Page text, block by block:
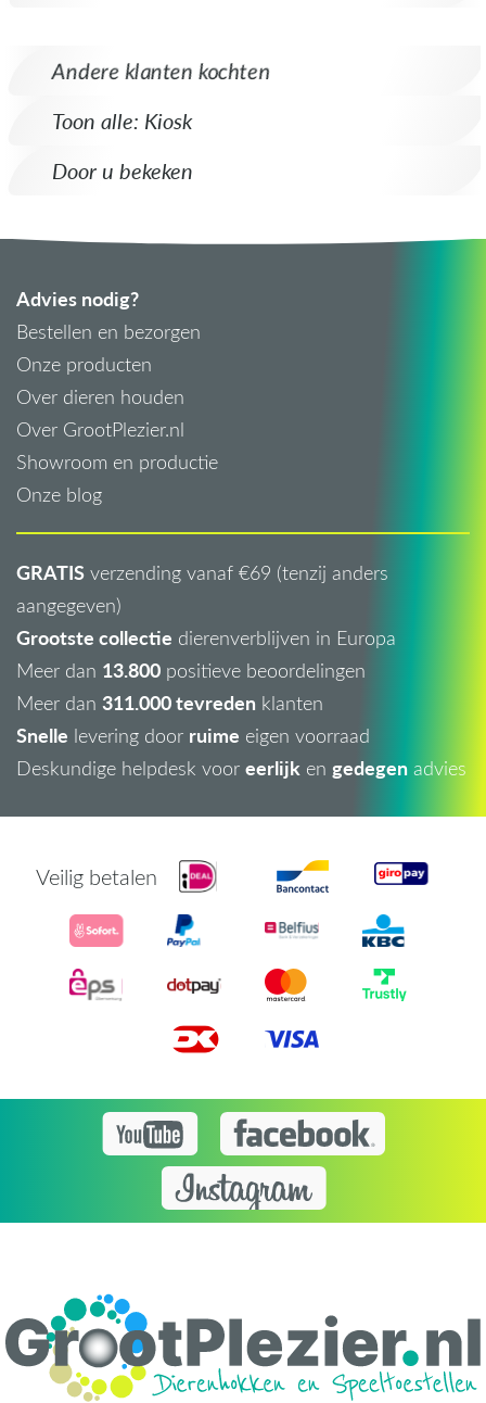
Andere klanten kochten
Toon alle: Kiosk
Door u bekeken
Advies nodig?
Bestellen en bezorgen
Onze producten
Over dieren houden
Over GrootPlezier.nl
Showroom en productie
Onze blog
GRATIS verzending vanaf €69 (tenzij anders
aangegeven)
Grootste collectie dierenverblijven in Europa
Meer dan 13.800 positieve beoordelingen
Meer dan 311.000 tevreden klanten
Snelle levering door ruime eigen voorraad
Deskundige helpdesk voor eerlijk en gedegen advies
Veilig betalen